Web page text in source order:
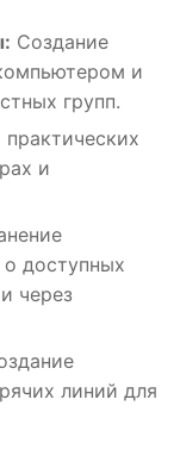
Создание
и
групп.
и
доступных
через
линий для